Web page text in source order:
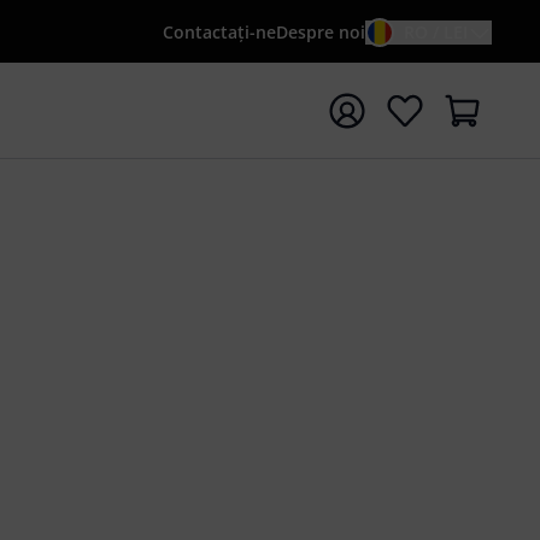
Contactaţi-neDespre noi
căutarea cu termenul de căutare {searchTerm}